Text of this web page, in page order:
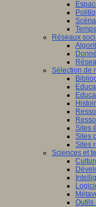
Temps
Réseaux
Sélection de
Sites
Sites
Sites
Sciences et
Outils